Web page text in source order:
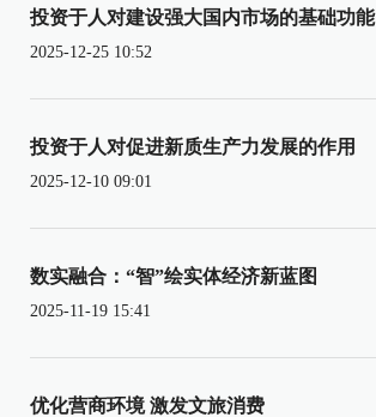
投资于人对建设强大国内市场的基础功能
2025-12-25 10:52
投资于人对促进新质生产力发展的作用
2025-12-10 09:01
数实融合：“智”绘实体经济新蓝图
2025-11-19 15:41
优化营商环境 激发文旅消费